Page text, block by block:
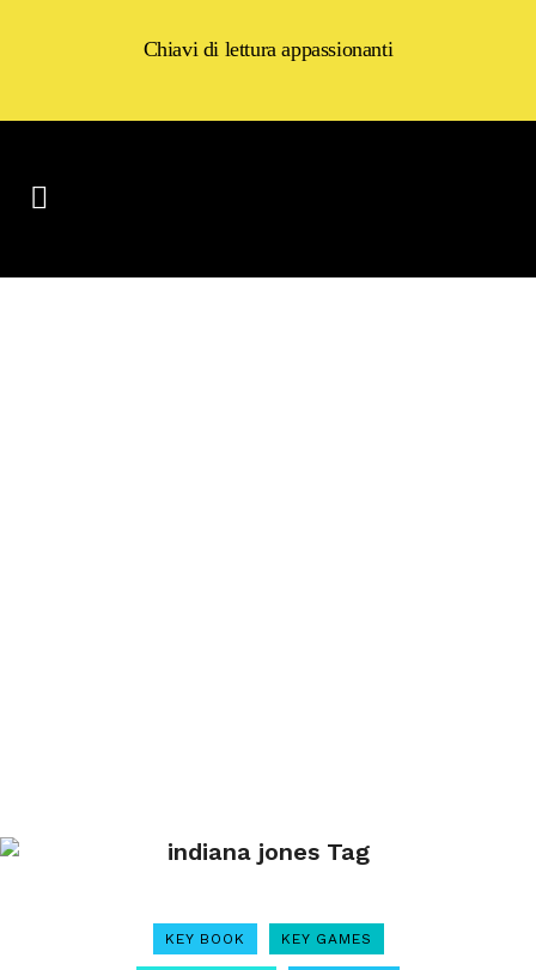
Chiavi di lettura appassionanti
indiana jones Tag
KEY BOOK KEY GAMES